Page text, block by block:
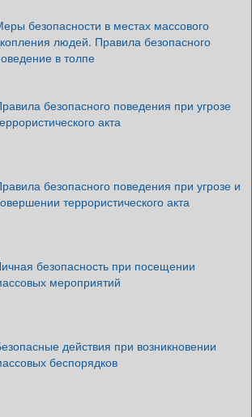
безопасности в местах массового
людей. Правила безопасного
в толпе
безопасного поведения при угрозе
акта
безопасного поведения при угрозе и
террористического акта
безопасность при посещении
мероприятий
действия при возникновении
беспорядков